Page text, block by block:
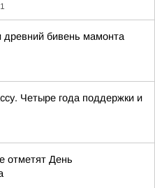
древний бивень мамонта
Четыре года поддержки и
отметят День